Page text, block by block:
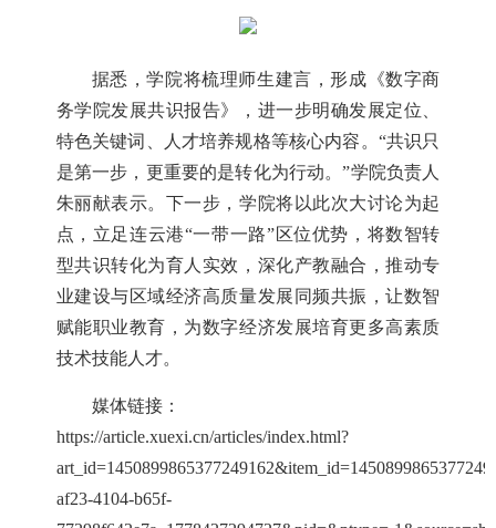
据悉，学院将梳理师生建言，形成《数字商
务学院发展共识报告》，进一步明确发展定位、
特色关键词、人才培养规格等核心内容。 “共识只
是第一步，更重要的是转化为行动。”学院负责人
朱丽献表示。下一步，学院将以此次大讨论为起
点，立足连云港“一带一路”区位优势，将数智转
型共识转化为育人实效，深化产教融合，推动专
业建设与区域经济高质量发展同频共振，让数智
赋能职业教育，为数字经济发展培育更多高素质
技术技能人才。
媒体链接：
https://article.xuexi.cn/articles/index.html?
af23-4104-b65f-